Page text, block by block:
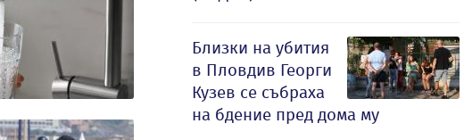
Близки на убития
в Пловдив Георги
Кузев се събраха
на бдение пред дома му